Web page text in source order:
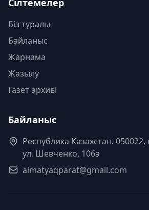
Сілтемелер
Біз туралы
Байланыс
Жарнама
Жазылу
Газет архиві
Байланыс
Республика Казахстан.
ул. Шевченко, 106а
almatyaqparat@gmail.com